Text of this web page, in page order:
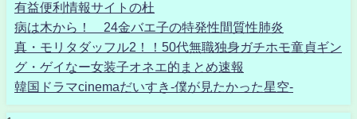
有益便利情報サイトの杜
病は木から！ 24金バエ子の特発性間質性肺炎
真・モリタダッフル2！！50代無職独身ガチホモ童貞ギン
グ・ゲイなー女装子オネエ的まとめ速報
韓国ドラマcinemaだいすき-僕が見たかった星空-